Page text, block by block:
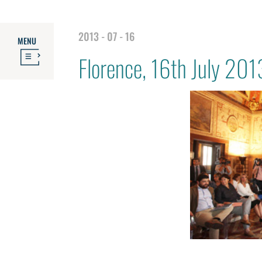
MENU 2013 - 07 - 16
Florence, 16th July